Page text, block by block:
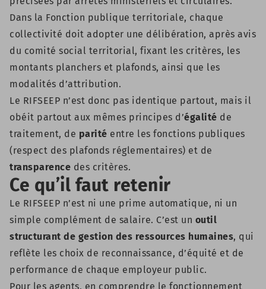
Dans la Fonction publique territoriale, chaque
collectivité doit adopter une délibération, après avis
du comité social territorial, fixant les critères, les
montants planchers et plafonds, ainsi que les
modalités d’attribution.
Le RIFSEEP n’est donc pas identique partout, mais il
obéit partout aux mêmes principes d’égalité de
traitement, de parité entre les fonctions publiques
(respect des plafonds réglementaires) et de
transparence des critères.
Ce qu’il faut retenir
Le RIFSEEP n’est ni une prime automatique, ni un
simple complément de salaire. C’est un outil
structurant de gestion des ressources humaines, qui
reflète les choix de reconnaissance, d’équité et de
performance de chaque employeur public.
Pour les agents, en comprendre le fonctionnement